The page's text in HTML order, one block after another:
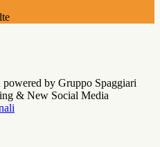
by Gruppo Spaggiari
& New Social Media